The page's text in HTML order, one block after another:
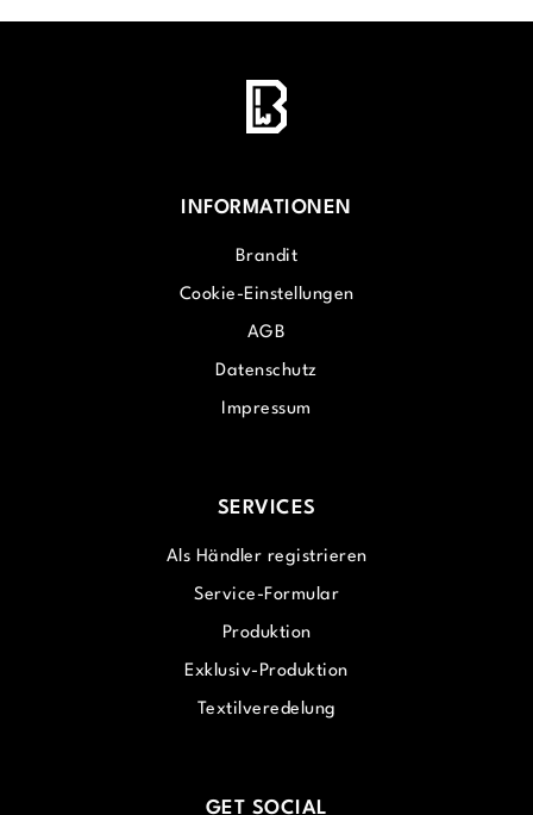
INFORMATIONEN
Brandit
Cookie-Einstellungen
AGB
Datenschutz
Impressum
SERVICES
Als Händler registrieren
Service-Formular
Produktion
Exklusiv-Produktion
Textilveredelung
GET SOCIAL